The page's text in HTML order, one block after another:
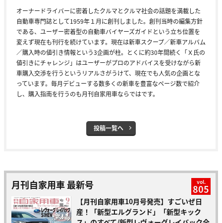
オーナードライバーに密着したクルマとクルマ社会の話題を満載した
自動車専門誌として1959年１月に創刊しました。創刊当時の編集方針
である、ユーザー密着型の自動車バイヤーズガイドという立ち位置を
変えず現在も刊行を続けています。現在は新車スクープ／新車アルバム
／購入時の値引き情報という3企画が柱。とくに約30年間続く「Ｘ氏の
値引きにチャレンジ」はユーザーがプロのアドバイスを受けながら新
車購入交渉を行うというリアルさがうけて、現在でも人気の企画とな
っています。毎月デビューする数多くの新車を豊富なページ数で紹介
し、購入指南を行うのも月刊自家用車ならではです。
投稿一覧へ
月刊自家用車 最新号 vol.
805
【月刊自家用車10月号発売】すごいぜ日
産！「新型エルグランド」「新型キック